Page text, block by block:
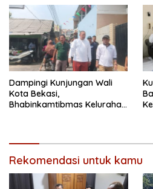
Dampingi Kunjungan Wali
Kota Bekasi,
Bhabinkamtibmas Kelurahan
Rekomendasi untuk kamu